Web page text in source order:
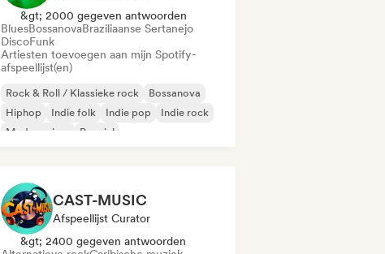
&gt; 2000 gegeven antwoorden
BluesBossanovaBraziliaanse Sertanejo
DiscoFunk
Artiesten toevoegen aan mijn Spotify-
afspeellijst(en)
Rock & Roll / Klassieke rock
Bossanova
Hiphop
Indie folk Indie pop
Indie rock
Moderne jazz
Popziel
CAST-MUSIC
Afspeellijst Curator
&gt; 2400 gegeven antwoorden